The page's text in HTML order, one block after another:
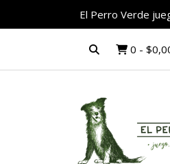
El Perro Verde
0 -